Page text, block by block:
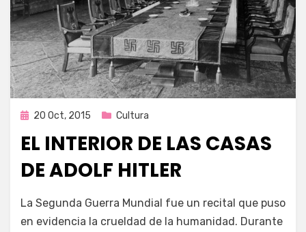
Publicada
20 Oct, 2015 Cultura
EL INTERIOR DE LAS CASAS
DE ADOLF HITLER
por Enrique
La Segunda Guerra Mundial fue un recital que puso
en evidencia la crueldad de la humanidad. Durante